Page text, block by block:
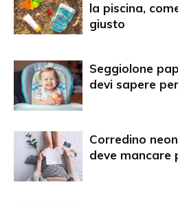
la piscina,
giusto
Seggiolone
devi sapere
Corredino
deve mancare